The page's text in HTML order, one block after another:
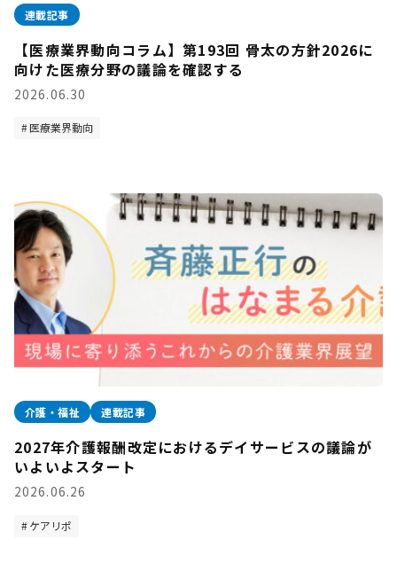
連載記事
【医療業界動向コラム】第193回 骨太の方針2026に
向けた医療分野の議論を確認する
2026.06.30
医療業界動向
介護・福祉 連載記事
2027年介護報酬改定におけるデイサービスの議論が
いよいよスタート
2026.06.26
ケアリポ